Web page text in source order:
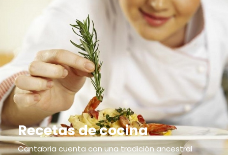
Recetas de cocina
Cantabria cuenta con una tradición ancestral